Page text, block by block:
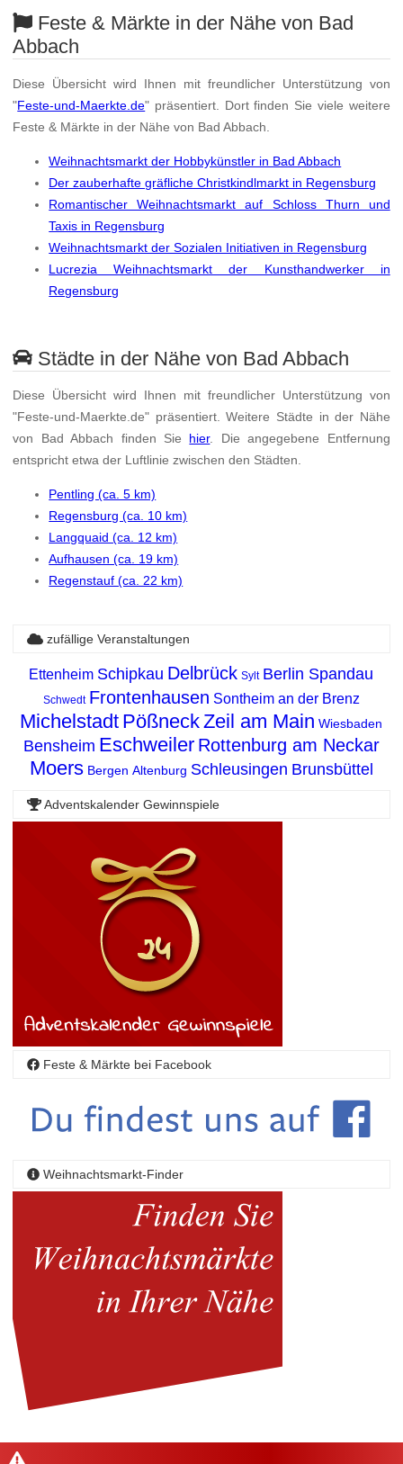
Feste & Märkte in der Nähe von Bad
Abbach
Diese Übersicht wird Ihnen mit freundlicher Unterstützung von
"Feste-und-Maerkte.de" präsentiert. Dort finden Sie viele weitere
Feste & Märkte in der Nähe von Bad Abbach.
Weihnachtsmarkt der Hobbykünstler in Bad Abbach
Der zauberhafte gräfliche Christkindlmarkt in Regensburg
Romantischer Weihnachtsmarkt auf Schloss Thurn und
Taxis in Regensburg
Weihnachtsmarkt der Sozialen Initiativen in Regensburg
Lucrezia Weihnachtsmarkt der Kunsthandwerker in
Regensburg
Städte in der Nähe von Bad Abbach
Diese Übersicht wird Ihnen mit freundlicher Unterstützung von
"Feste-und-Maerkte.de" präsentiert. Weitere Städte in der Nähe
von Bad Abbach finden Sie hier. Die angegebene Entfernung
entspricht etwa der Luftlinie zwischen den Städten.
Pentling (ca. 5 km)
Regensburg (ca. 10 km)
Langquaid (ca. 12 km)
Aufhausen (ca. 19 km)
Regenstauf (ca. 22 km)
zufällige Veranstaltungen
Ettenheim Schipkau Delbrück Sylt Berlin Spandau
Schwedt Frontenhausen Sontheim an der Brenz
Michelstadt PößneckZeil am Main Wiesbaden
Bensheim Eschweiler Rottenburg am Neckar
Moers Bergen Altenburg Schleusingen Brunsbüttel
Adventskalender Gewinnspiele
Feste & Märkte bei Facebook
Weihnachtsmarkt-Finder